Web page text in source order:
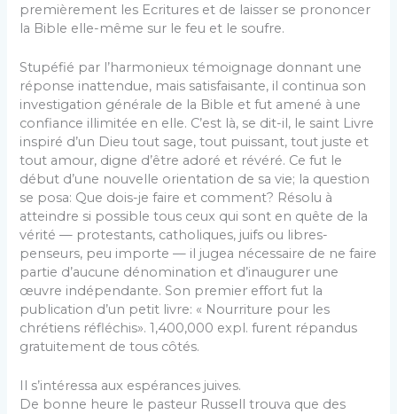
premièrement les Ecritures et de lais­ser se prononcer
la Bible elle-même sur le feu et le soufre.
Stupéfié par l’harmonieux témoignage donnant une
réponse inattendue, mais satisfaisante, il continua son
investigation générale de la Bible et fut amené à une
confiance illimitée en elle. C’est là, se dit-il, le saint Livre
inspiré d’un Dieu tout sage, tout puissant, tout juste et
tout amour, digne d’être adoré et révéré. Ce fut le
début d’une nouvelle orientation de sa vie; la question
se posa: Que dois-­je faire et comment? Résolu à
atteindre si possible tous ceux qui sont en quête de la
vérité — protestants, catholiques, juifs ou libres-
penseurs, peu im­porte — il jugea nécessaire de ne faire
partie d’au­cune dénomination et d’inaugurer une
œuvre indé­pendante. Son premier effort fut la
publication d’un petit livre: « Nourriture pour les
chrétiens réfléchis». 1,400,000 expl. furent répandus
gratuitement de tous côtés.
Il s’intéressa aux espérances juives.
De bonne heure le pasteur Russell trouva que des